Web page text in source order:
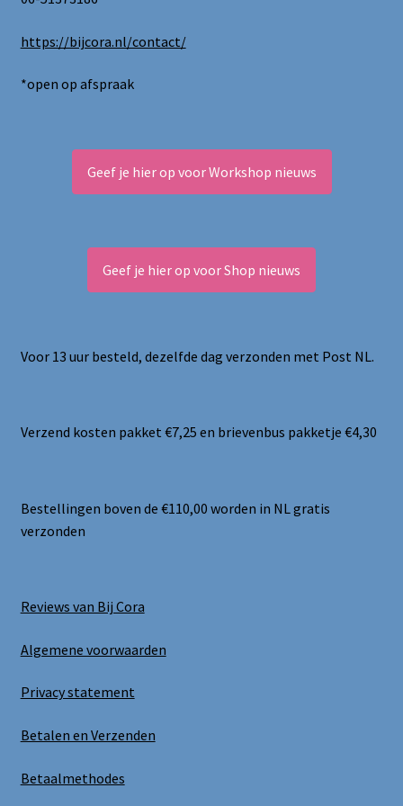
https://bijcora.nl/contact/
*open op afspraak
Geef je hier op voor Workshop nieuws
Geef je hier op voor Shop nieuws
Voor 13 uur besteld, dezelfde dag verzonden met Post NL.
Verzend kosten pakket €7,25 en brievenbus pakketje €4,30
Bestellingen boven de €110,00 worden in NL gratis
verzonden
Reviews van Bij Cora
Algemene voorwaarden
Privacy statement
Betalen en Verzenden
Betaalmethodes